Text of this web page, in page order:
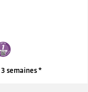
semaines *